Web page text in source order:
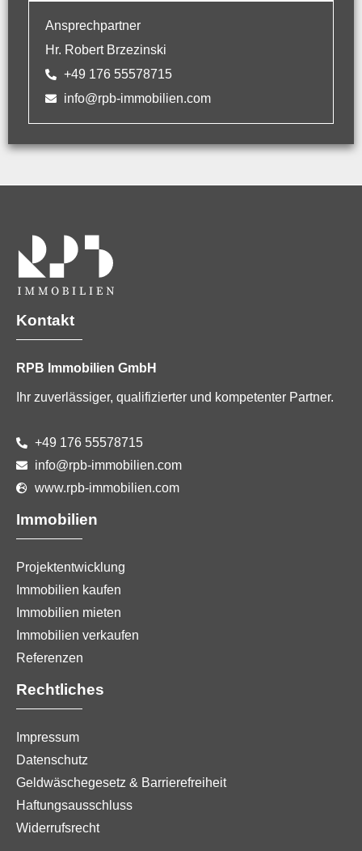
Ansprechpartner
Hr. Robert Brzezinski
+49 176 55578715
info@rpb-immobilien.com
Kontakt
RPB Immobilien GmbH
Ihr zuverlässiger, qualifizierter und kompetenter Partner.
+49 176 55578715
info@rpb-immobilien.com
www.rpb-immobilien.com
Immobilien
Projektentwicklung
Immobilien kaufen
Immobilien mieten
Immobilien verkaufen
Referenzen
Rechtliches
Impressum
Datenschutz
Geldwäschegesetz & Barrierefreiheit
Haftungsausschluss
Widerrufsrecht